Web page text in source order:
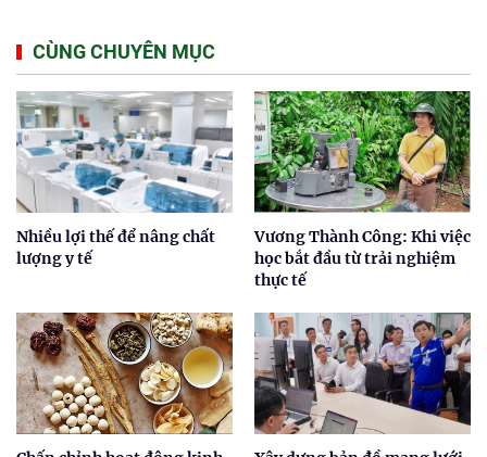
CÙNG CHUYÊN MỤC
Nhiều lợi thế để nâng chất
lượng y tế
Vương Thành Công: Khi việc
học bắt đầu từ trải nghiệm
thực tế